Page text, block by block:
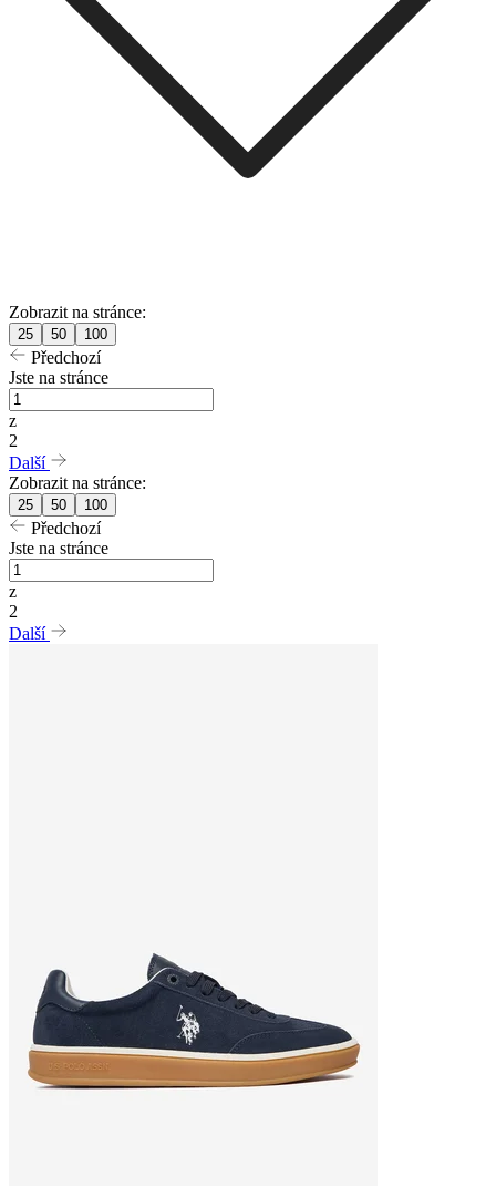
Zobrazit na stránce:
25 50 100
Předchozí
Jste na stránce
z
2
Další
Zobrazit na stránce:
25 50 100
Předchozí
Jste na stránce
z
2
Další